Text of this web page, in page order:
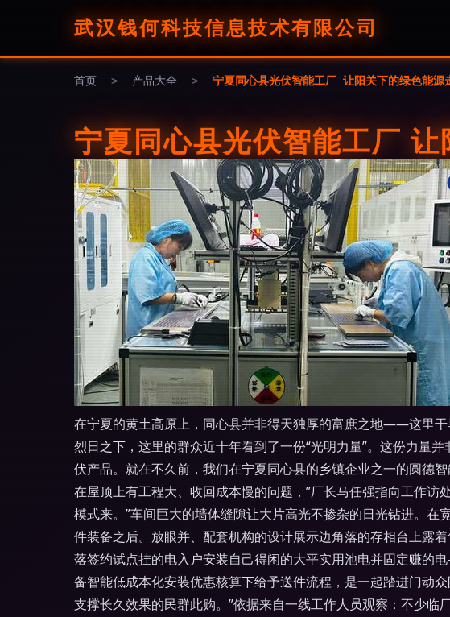
武汉钱何科技信息技术有限公司
首页 > 产品大全 > 宁夏同心县光伏智能工厂 让阳关下的绿色能源
宁夏同心县光伏智能工厂
在宁夏的黄土高原上，同心县并非得天独厚的富庶之地——这里
烈日之下，这里的群众近十年看到了一份“光明力量”。这份力
伏产品。就在不久前，我们在宁夏同心县的乡镇企业之一的圆德
在屋顶上有工程大、收回成本慢的问题，”厂长马任强指向工作
模式来。”车间巨大的墙体缝隙让大片高光不掺杂的日光钻进。
件装备之后。放眼并、配套机构的设计展示边角落的存相台上露
落签约试点挂的电入户安装自己得闲的大平实用池电并固定赚的
备智能低成本化安装优惠核算下给予送件流程，是一起踏进门
支撑长久效果的民群此购。”依据来自一线工作人员观察：不少